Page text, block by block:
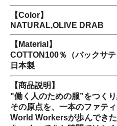
【Color】
NATURAL,OLIVE DRAB
【Material】
COTTON100％（バックサテ
日本製
【商品説明】
"働く人のための服”をつく
その原点を、一本のファティ
World Workersが歩んでき